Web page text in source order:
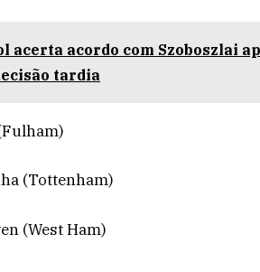
acerta acordo com Szoboszlai
tardia
(Tottenham)
(West Ham)